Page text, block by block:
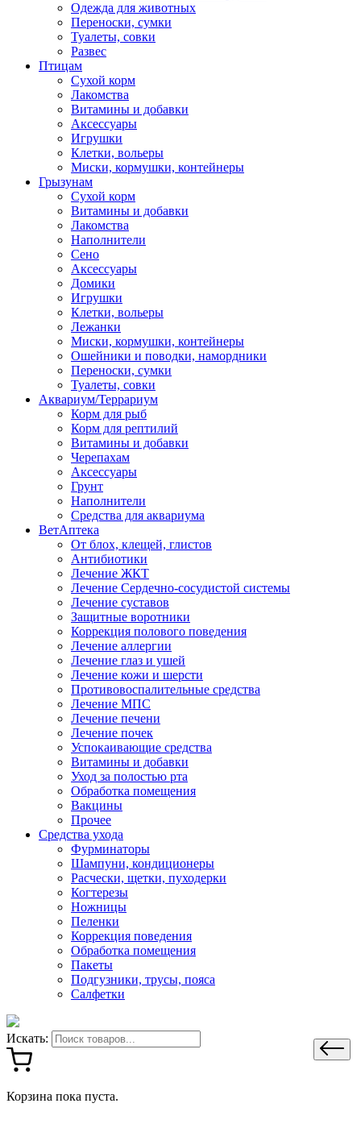
Одежда для животных
Переноски, сумки
Туалеты, совки
Развес
Птицам
Сухой корм
Лакомства
Витамины и добавки
Аксессуары
Игрушки
Клетки, вольеры
Миски, кормушки, контейнеры
Грызунам
Сухой корм
Витамины и добавки
Лакомства
Наполнители
Сено
Аксессуары
Домики
Игрушки
Клетки, вольеры
Лежанки
Миски, кормушки, контейнеры
Ошейники и поводки, намордники
Переноски, сумки
Туалеты, совки
Аквариум/Террариум
Корм для рыб
Корм для рептилий
Витамины и добавки
Черепахам
Аксессуары
Грунт
Наполнители
Средства для аквариума
ВетАптека
От блох, клещей, глистов
Антибиотики
Лечение ЖКТ
Лечение Сердечно-сосудистой системы
Лечение суставов
Защитные воротники
Коррекция полового поведения
Лечение аллергии
Лечение глаз и ушей
Лечение кожи и шерсти
Противовоспалительные средства
Лечение МПС
Лечение печени
Лечение почек
Успокаивающие средства
Витамины и добавки
Уход за полостью рта
Обработка помещения
Вакцины
Прочее
Средства ухода
Фурминаторы
Шампуни, кондиционеры
Расчески, щетки, пуходерки
Когтерезы
Ножницы
Пеленки
Коррекция поведения
Обработка помещения
Пакеты
Подгузники, трусы, пояса
Салфетки
Искать:
Корзина пока пуста.